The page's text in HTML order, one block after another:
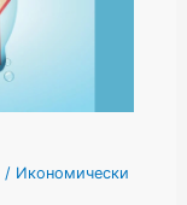
/ Икономически